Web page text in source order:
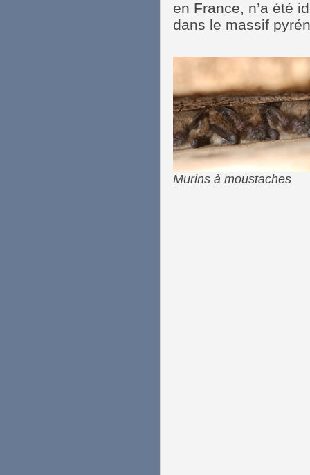
en France, n’a été
dans le massif
Murins à moustaches